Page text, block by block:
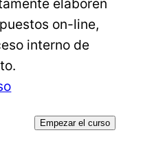
elaboren
on-line,
interno de
Empezar el curso